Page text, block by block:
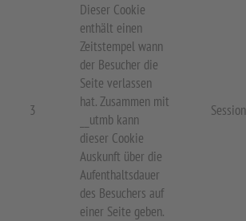
3
Dieser Cookie
enthält einen
Zeitstempel wann
der Besucher die
Seite verlassen
hat. Zusammen mit
__utmb kann
dieser Cookie
Auskunft über die
Aufenthaltsdauer
des Besuchers auf
einer Seite geben.
Session